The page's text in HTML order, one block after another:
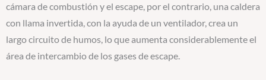
cámara de combustión y el escape, por el contrario, una caldera
con llama invertida, con la ayuda de un ventilador, crea un
largo circuito de humos, lo que aumenta considerablemente el
área de intercambio de los gases de escape.